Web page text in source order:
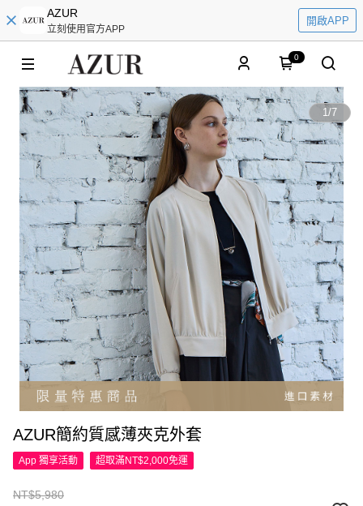
AZUR
立刻使用官方APP
開啟APP
0
1/7
AZUR簡約質感薄夾克外套
App 獨享活動 超取滿NT$2,000免運
NT$5,980